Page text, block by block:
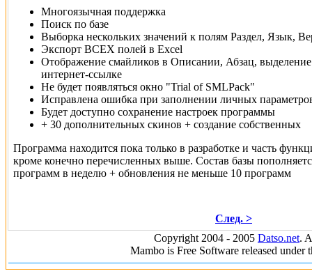
Многоязычная поддержка
Поиск по базе
Выборка нескольких значений к полям Раздел, Язык,
Экспорт ВСЕХ полей в Excel
Отображение смайликов в Описании, Абзац,
интернет-ссылке
Не будет появляться окно "Trial of SMLPack"
Исправлена ошибка при заполнении личных
Будет доступно сохранение настроек программы
+ 30 дополнительных скинов + создание собственных
Программа находится пока только в разработке и часть
кроме конечно перечисленных выше. Состав базы
программ в неделю + обновления не меньше 10 программ
След. >
Copyright 2004 - 2005 Datso.net.
Mambo is Free Software released